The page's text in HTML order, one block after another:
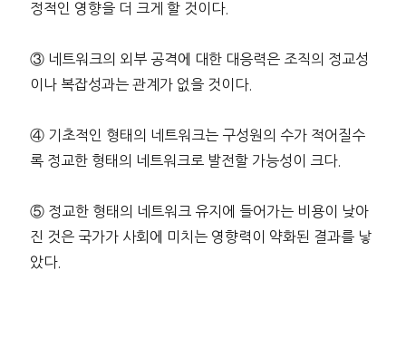
정적인 영향을 더 크게 할 것이다.
③ 네트워크의 외부 공격에 대한 대응력은 조직의 정교성
이나 복잡성과는 관계가 없을 것이다.
④ 기초적인 형태의 네트워크는 구성원의 수가 적어질수
록 정교한 형태의 네트워크로 발전할 가능성이 크다.
⑤ 정교한 형태의 네트워크 유지에 들어가는 비용이 낮아
진 것은 국가가 사회에 미치는 영향력이 약화된 결과를 낳
았다.